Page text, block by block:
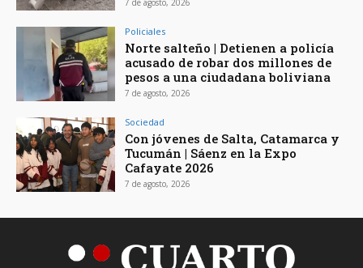
7 de agosto, 2026
Policiales
Norte salteño | Detienen a policía
acusado de robar dos millones de
pesos a una ciudadana boliviana
7 de agosto, 2026
Sociedad
Con jóvenes de Salta, Catamarca y
Tucumán | Sáenz en la Expo
Cafayate 2026
7 de agosto, 2026